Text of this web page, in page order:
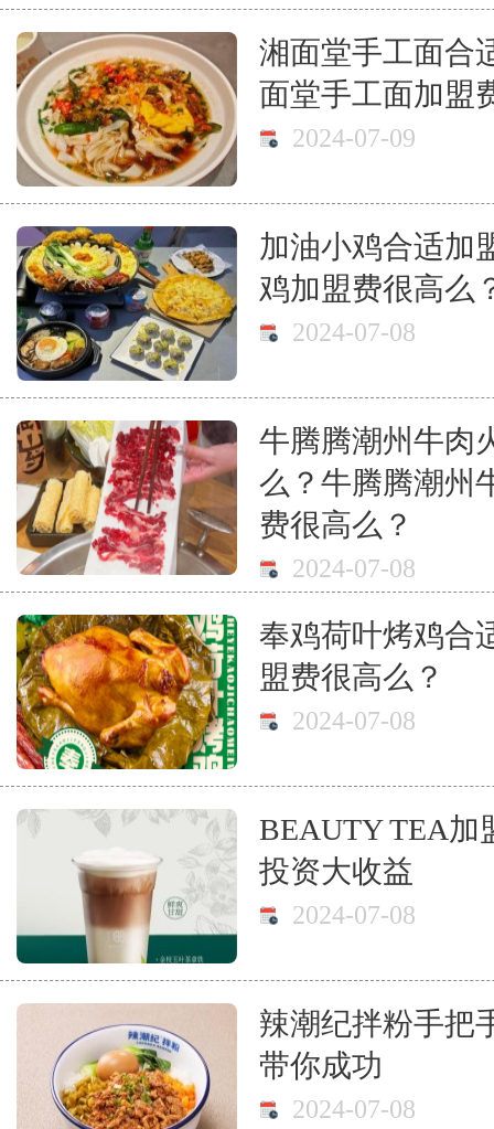
湘面堂手工面合
面堂手工面加盟
2024-07-09
加油小鸡合适加
鸡加盟费很高么
2024-07-08
牛腾腾潮州牛肉
么？牛腾腾潮州
费很高么？
2024-07-08
奉鸡荷叶烤鸡合
盟费很高么？
2024-07-08
BEAUTY TEA加
投资大收益
2024-07-08
辣潮纪拌粉手把
带你成功
2024-07-08